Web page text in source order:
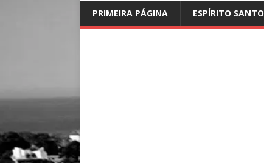
PRIMEIRA PÁGINA ESPÍRITO SANTO